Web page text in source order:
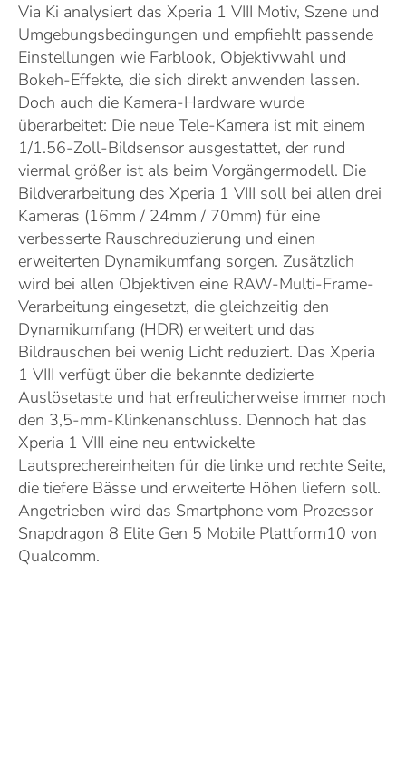
Via Ki analysiert das Xperia 1 VIII Motiv, Szene und
Umgebungsbedingungen und empfiehlt passende
Einstellungen wie Farblook, Objektivwahl und
Bokeh-Effekte, die sich direkt anwenden lassen.
Doch auch die Kamera-Hardware wurde
überarbeitet: Die neue Tele-Kamera ist mit einem
1/1.56-Zoll-Bildsensor ausgestattet, der rund
viermal größer ist als beim Vorgängermodell. Die
Bildverarbeitung des Xperia 1 VIII soll bei allen drei
Kameras (16mm / 24mm / 70mm) für eine
verbesserte Rauschreduzierung und einen
erweiterten Dynamikumfang sorgen. Zusätzlich
wird bei allen Objektiven eine RAW-Multi-Frame-
Verarbeitung eingesetzt, die gleichzeitig den
Dynamikumfang (HDR) erweitert und das
Bildrauschen bei wenig Licht reduziert. Das Xperia
1 VIII verfügt über die bekannte dedizierte
Auslösetaste und hat erfreulicherweise immer noch
den 3,5-mm-Klinkenanschluss. Dennoch hat das
Xperia 1 VIII eine neu entwickelte
Lautsprechereinheiten für die linke und rechte Seite,
die tiefere Bässe und erweiterte Höhen liefern soll.
Angetrieben wird das Smartphone vom Prozessor
Snapdragon 8 Elite Gen 5 Mobile Plattform10 von
Qualcomm.